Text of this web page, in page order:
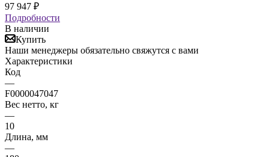
97 947 ₽
Подробности
В наличии
Купить
Наши менеджеры обязательно свяжутся с вами
Характеристики
Код
—
F0000047047
Вес нетто, кг
—
10
Длина, мм
—